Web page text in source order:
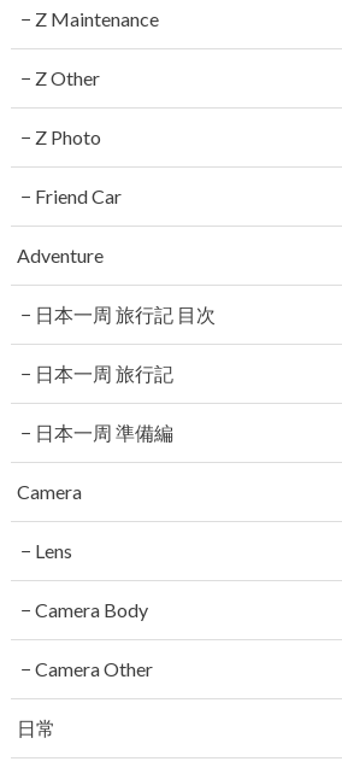
Z Maintenance
Z Other
Z Photo
Friend Car
Adventure
日本一周 旅行記 目次
日本一周 旅行記
日本一周 準備編
Camera
Lens
Camera Body
Camera Other
日常